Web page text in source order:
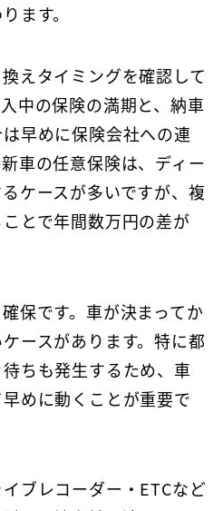
とは
ラス
ラス
ます。
えタイミングを確認して
中の保険の満期と、納車
早めに保険会社への連
車の任意保険は、ディー
ケースが多いですが、複
とで年間数万円の差が
保です。車が決まってか
ースがあります。特に都
ちも発生するため、車
めに動くことが重要で
ブレコーダー・ETCなど